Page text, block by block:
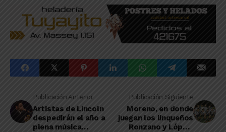
Publicación Anterior
Artistas de Lincoln
despedirán el año a
plena música
Publicación Siguiente
Moreno, en donde
juegan los linqueños
Ronzano y López,